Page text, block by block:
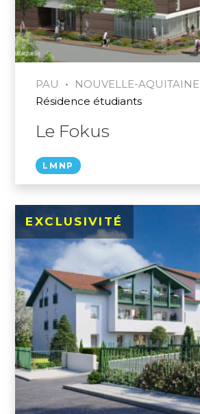
PAU •
NOUVELLE-AQUITAINE
Résidence étudiants
Le Fokus
LMNP
EXCLUSIVITÉ